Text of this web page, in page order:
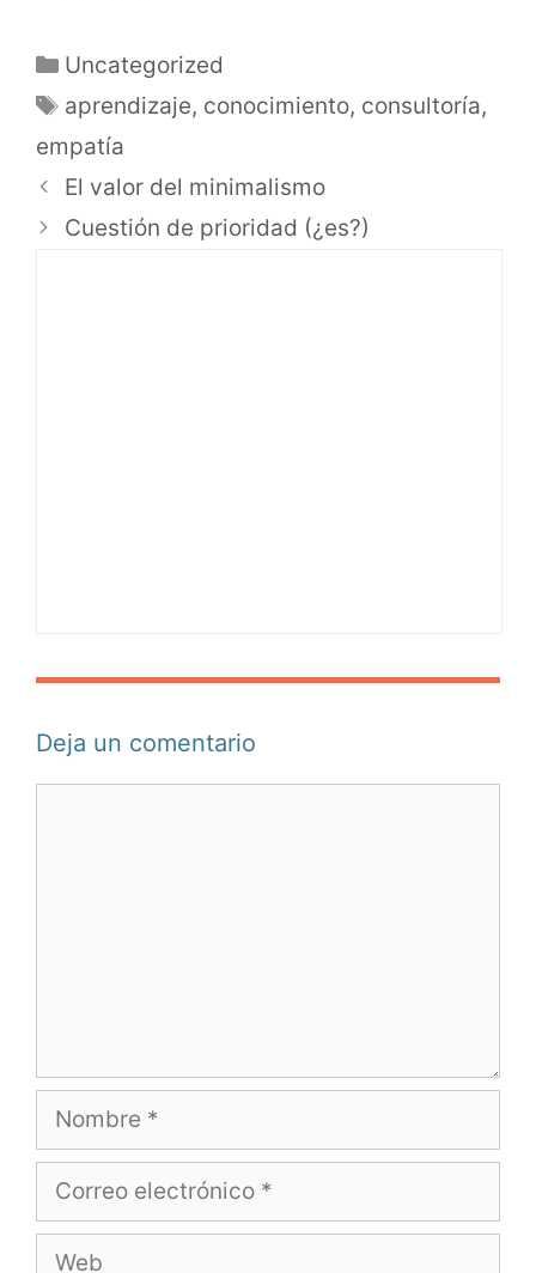
Uncategorized
aprendizaje, conocimiento, consultoría,
empatía
El valor del minimalismo
Cuestión de prioridad (¿es?)
Deja un comentario